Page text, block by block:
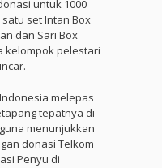
untuk 1000
set Intan Box
dan Sari Box
kelompok pelestari
melepas
tepatnya di
menunjukkan
donasi Telkom
Penyu di